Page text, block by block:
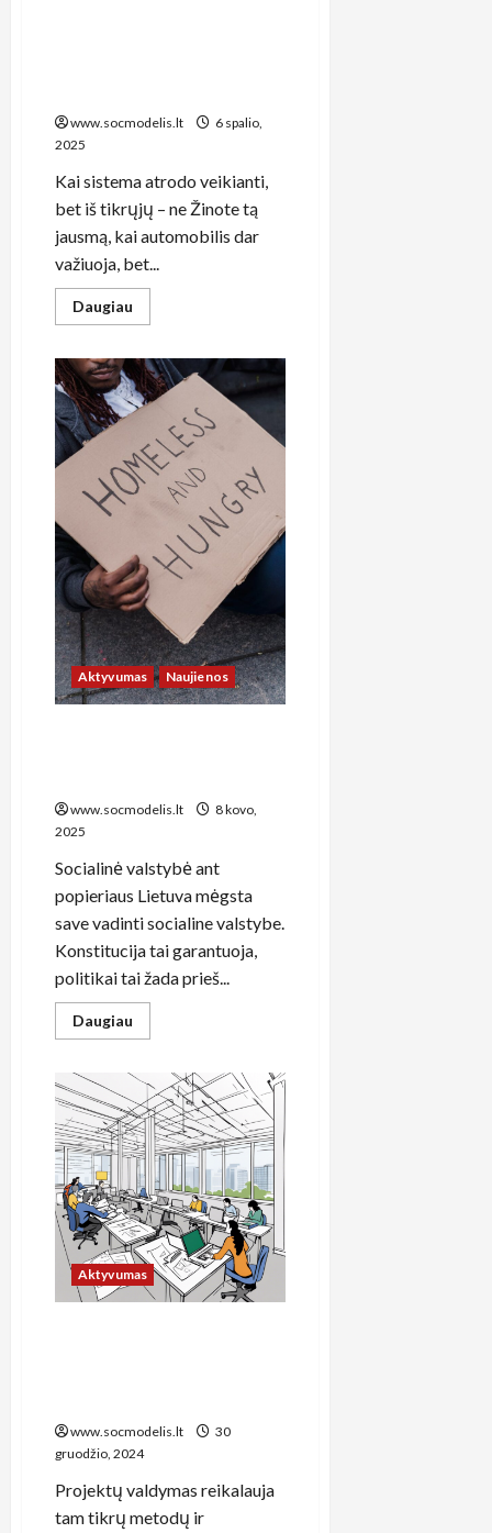
www.socmodelis.lt
6 spalio,
2025
Kai sistema atrodo veikianti,
bet iš tikrųjų – ne Žinote tą
jausmą, kai automobilis dar
važiuoja, bet...
Daugiau
more
Lietuvos
socialinis
modelis
žlunga
tyliai:
sisteminės
problemos,
apie
kurias
nenori
kalbėti
Aktyvumas Naujienos
www.socmodelis.lt
8 kovo,
2025
Socialinė valstybė ant
popieriaus Lietuva mėgsta
save vadinti socialine valstybe.
Konstitucija tai garantuoja,
politikai tai žada prieš...
Daugiau
more
Lietuvos
socialinis
modelis
žlunga:
5
sisteminės
klaidos,
kurias
mokame
visi
Aktyvumas
www.socmodelis.lt
30
gruodžio, 2024
Projektų valdymas reikalauja
tam tikrų metodų ir